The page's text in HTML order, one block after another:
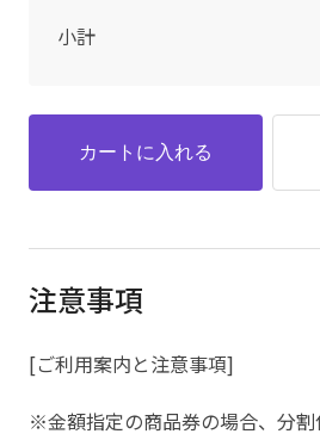
小計
カートに入れる
注意事項
[ご利用案内と注意事項]
※金額指定の商品券の場合、分割